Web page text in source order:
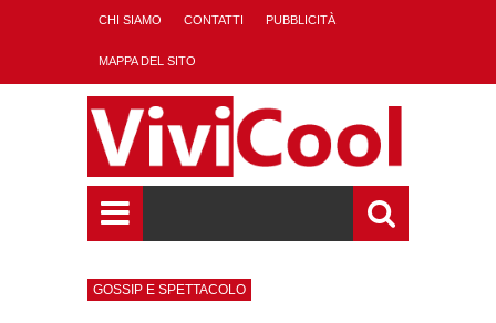
CHI SIAMO CONTATTI PUBBLICITÀ
MAPPA DEL SITO
GOSSIP E SPETTACOLO